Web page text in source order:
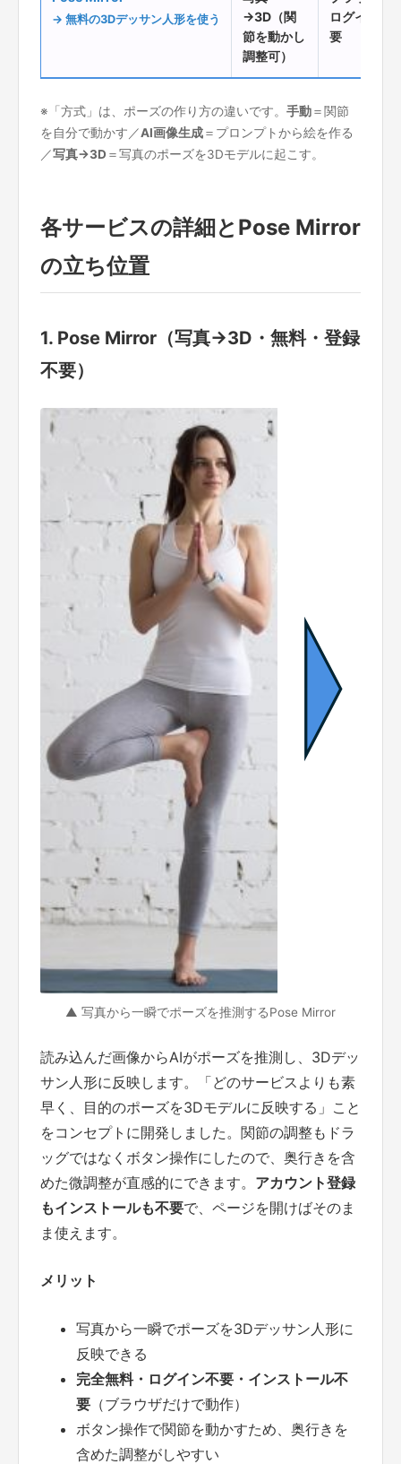
→ 無料の3Dデッサン人形を使う
→3D（関
節を動かし
調整可）
ログイン不
要
※「方式」は、ポーズの作り方の違いです。 手動＝関節
を自分で動かす／AI画像生成＝プロンプトから絵を作る
／写真→3D ＝写真のポーズを3Dモデルに起こす。
各サービスの詳細とPose Mirror
の立ち位置
1. Pose Mirror（写真→3D・無料・登録
不要）
▲ 写真から一瞬でポーズを推測するPose Mirror
読み込んだ画像からAIがポーズを推測し、3Dデッ
サン人形に反映します。「どのサービスよりも素
早く、目的のポーズを3Dモデルに反映する」こと
をコンセプトに開発しました。関節の調整もドラ
ッグではなくボタン操作にしたので、奥行きを含
めた微調整が直感的にできます。 アカウント登録
もインストールも不要で、ページを開けばそのま
ま使えます。
メリット
写真から一瞬でポーズを3Dデッサン人形に
反映できる
完全無料・ログイン不要・インストール不
要 （ブラウザだけで動作）
ボタン操作で関節を動かすため、奥行きを
含めた調整がしやすい